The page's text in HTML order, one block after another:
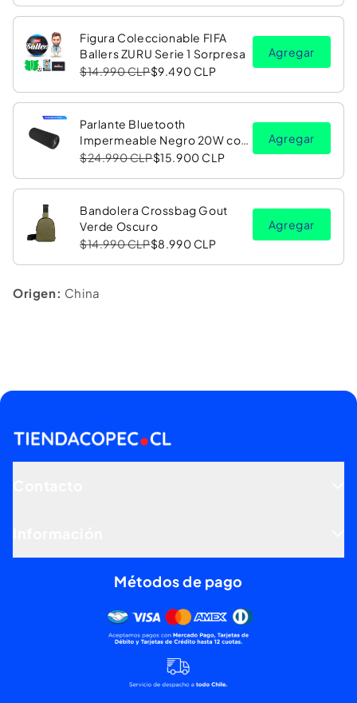
Figura Coleccionable FIFA
Ballers ZURU Serie 1 Sorpresa
$14.990 CLP$9.490 CLP
Agregar
Parlante Bluetooth
Impermeable Negro 20W con
Luz LED RGB PV26 Copec
$24.990 CLP$15.900 CLP
Agregar
Bandolera Crossbag Gout
Verde Oscuro
$14.990 CLP$8.990 CLP
Agregar
Origen: China
Métodos de pago